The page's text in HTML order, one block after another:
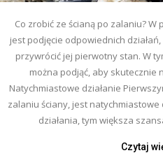
Co zrobić ze ścianą po zalaniu?
jest podjęcie odpowiednich
przywrócić jej pierwotny stan. W
można podjąć, aby skutecznie
Natychmiastowe działanie
zalaniu ściany, jest
działania, tym większa
Czytaj